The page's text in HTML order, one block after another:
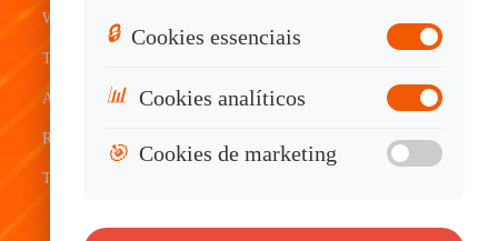
Waterproof
Tablets
Android
Rugged
Tablets
Service System
Device
Sales
🔒 Cookies essenciais
📊 Cookies analíticos
🎯 Cookies de marketing